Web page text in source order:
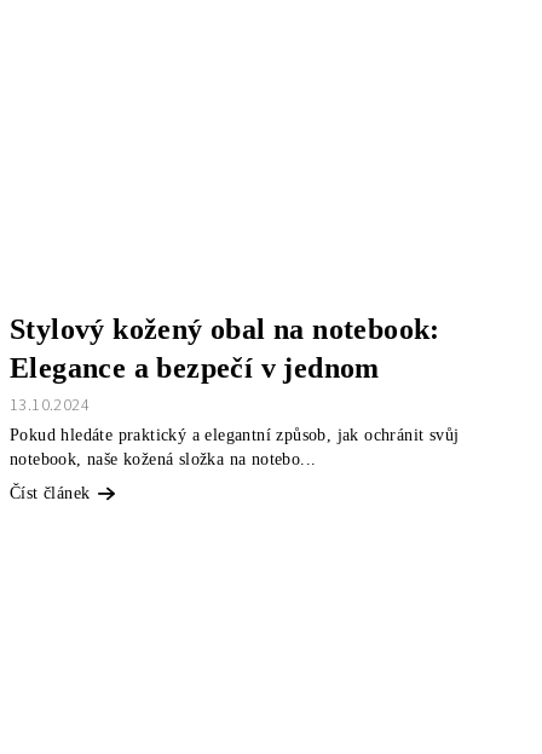
Stylový kožený obal na notebook:
Elegance a bezpečí v jednom
13.10.2024
Pokud hledáte praktický a elegantní způsob, jak ochránit svůj
notebook, naše kožená složka na notebo...
Číst článek